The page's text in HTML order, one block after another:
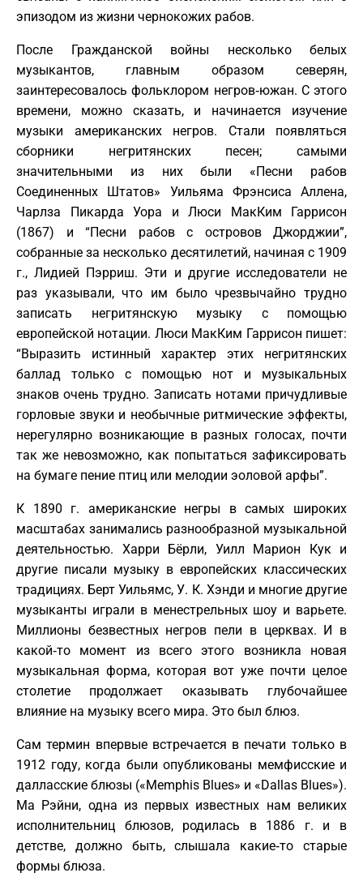
эпизодом из жизни чернокожих рабов.
После Гражданской войны несколько белых
музыкантов, главным образом северян,
заинтересовалось фольклором негров‑южан. С этого
времени, можно сказать, и начинается изучение
музыки американских негров. Стали появляться
сборники негритянских песен; самыми
значительными из них были «Песни рабов
Соединенных Штатов» Уильяма Фрэнсиса Аллена,
Чарлза Пикарда Уора и Люси МакКим Гаррисон
(1867) и “Песни рабов с островов Джорджии”,
собранные за несколько десятилетий, начиная с 1909
г., Лидией Пэрриш. Эти и другие исследователи не
раз указывали, что им было чрезвычайно трудно
записать негритянскую музыку с помощью
европейской нотации. Люси МакКим Гаррисон пишет:
“Выразить истинный характер этих негритянских
баллад только с помощью нот и музыкальных
знаков очень трудно. Записать нотами причудливые
горловые звуки и необычные ритмические эффекты,
нерегулярно возникающие в разных голосах, почти
так же невозможно, как попытаться зафиксировать
на бумаге пение птиц или мелодии эоловой арфы”.
К 1890 г. американские негры в самых широких
масштабах занимались разнообразной музыкальной
деятельностью. Харри Бёрли, Уилл Марион Кук и
другие писали музыку в европейских классических
традициях. Берт Уильямс, У. К. Хэнди и многие другие
музыканты играли в менестрельных шоу и варьете.
Миллионы безвестных негров пели в церквах. И в
какой‑то момент из всего этого возникла новая
музыкальная форма, которая вот уже почти целое
столетие продолжает оказывать глубочайшее
влияние на музыку всего мира. Это был блюз.
Сам термин впервые встречается в печати только в
1912 году, когда были опубликованы мемфисские и
далласские блюзы («Memphis Blues» и «Dallas Blues»).
Ma Рэйни, одна из первых известных нам великих
исполнительниц блюзов, родилась в 1886 г. и в
детстве, должно быть, слышала какие‑то старые
формы блюза.